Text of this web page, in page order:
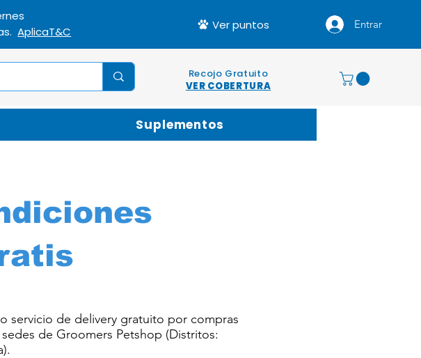
AplicaT&C
Entrar
Ver puntos
Recojo Gratuito
VER COBERTURA
Suplementos
servicio de delivery gratuito por compras
de Groomers Petshop (Distritos: